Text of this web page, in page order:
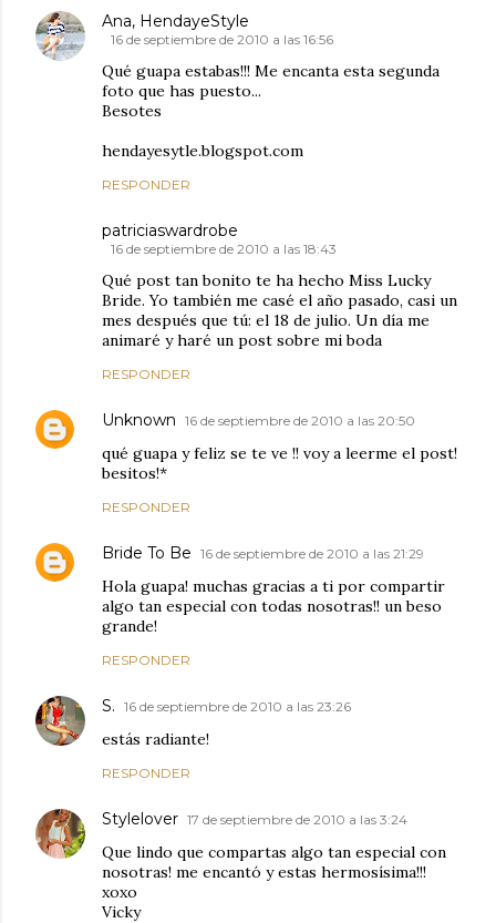
Ana, HendayeStyle
16 de septiembre de 2010 a las 16:56
Qué guapa estabas!!! Me encanta esta segunda
foto que has puesto...
Besotes
hendayesytle.blogspot.com
RESPONDER
patriciaswardrobe
16 de septiembre de 2010 a las 18:43
Qué post tan bonito te ha hecho Miss Lucky
Bride. Yo también me casé el año pasado, casi un
mes después que tú: el 18 de julio. Un día me
animaré y haré un post sobre mi boda
RESPONDER
Unknown 16 de septiembre de 2010 a las 20:50
qué guapa y feliz se te ve !! voy a leerme el post!
besitos!*
RESPONDER
Bride To Be 16 de septiembre de 2010 a las 21:29
Hola guapa! muchas gracias a ti por compartir
algo tan especial con todas nosotras!! un beso
grande!
RESPONDER
S. 16 de septiembre de 2010 a las 23:26
estás radiante!
RESPONDER
Stylelover 17 de septiembre de 2010 a las 3:24
Que lindo que compartas algo tan especial con
nosotras! me encantó y estas hermosísima!!!
xoxo
Vicky